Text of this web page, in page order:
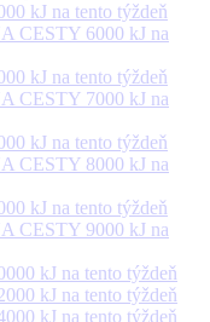
kJ na tento týždeň
CESTY 6000 kJ na
kJ na tento týždeň
CESTY 7000 kJ na
kJ na tento týždeň
CESTY 8000 kJ na
kJ na tento týždeň
CESTY 9000 kJ na
kJ na tento týždeň
kJ na tento týždeň
kJ na tento týždeň